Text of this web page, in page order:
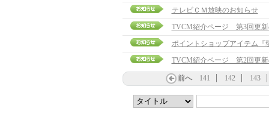
テレビＣＭ放映のお知らせ
TVCM紹介ページ 第3回更新
ポイントショップアイテム『
TVCM紹介ページ 第2回更新
前へ 141 142 143